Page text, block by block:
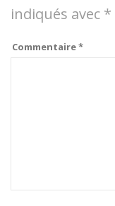
indiqués avec *
Commentaire*